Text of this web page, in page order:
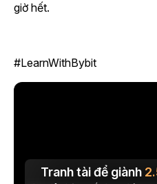
giờ hết.
#LearnWithBybit
Tranh tài để giành